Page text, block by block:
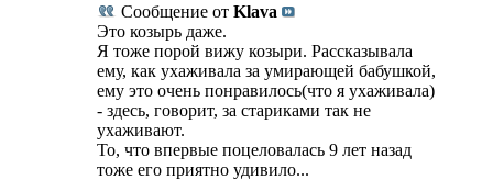
Сообщение от Klava
Это козырь даже.
Я тоже порой вижу козыри. Рассказывала
ему, как ухаживала за умирающей бабушкой,
ему это очень понравилось(что я ухаживала)
- здесь, говорит, за стариками так не
ухаживают.
То, что впервые поцеловалась 9 лет назад
тоже его приятно удивило...